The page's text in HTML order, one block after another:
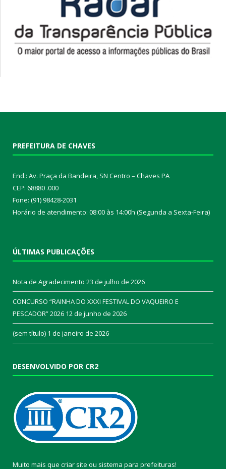
PREFEITURA DE CHAVES
End.: Av. Praça da Bandeira, SN Centro – Chaves PA
CEP: 68880 .000
Fone: (91) 98428-2031
Horário de atendimento: 08:00 às 14:00h (Segunda a Sexta-Feira)
ÚLTIMAS PUBLICAÇÕES
Nota de Agradecimento 23 de julho de 2026
CONCURSO “RAINHA DO XXXI FESTIVAL DO VAQUEIRO E
PESCADOR” 2026 12 de junho de 2026
(sem título) 1 de janeiro de 2026
DESENVOLVIDO POR CR2
Muito mais que criar site ou sistema para prefeituras!